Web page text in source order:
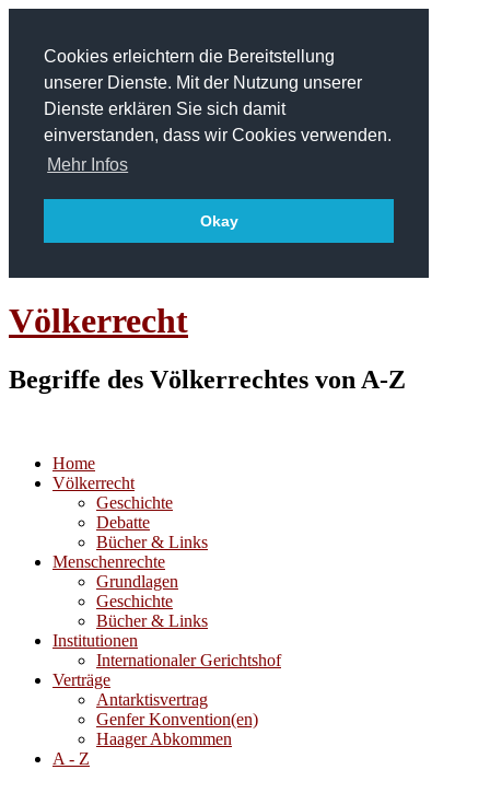
Cookies erleichtern die Bereitstellung
unserer Dienste. Mit der Nutzung unserer
Dienste erklären Sie sich damit
einverstanden, dass wir Cookies verwenden.
Mehr Infos
Okay
Völkerrecht
Begriffe des Völkerrechtes von A-Z
Home
Völkerrecht
Geschichte
Debatte
Bücher & Links
Menschenrechte
Grundlagen
Geschichte
Bücher & Links
Institutionen
Internationaler Gerichtshof
Verträge
Antarktisvertrag
Genfer Konvention(en)
Haager Abkommen
A - Z